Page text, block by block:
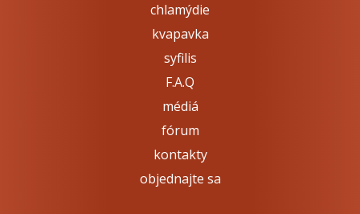
chlamýdie
kvapavka
syfilis
F.A.Q
médiá
fórum
kontakty
objednajte sa